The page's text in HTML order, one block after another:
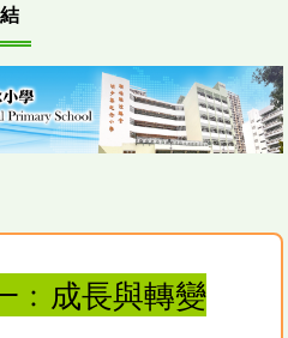
﹕成長與轉變